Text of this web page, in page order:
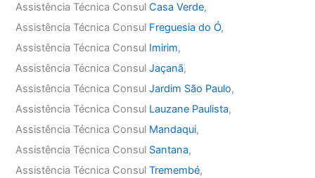
Assistência Técnica ConsulCasa Verde,
Assistência Técnica Consul Freguesia do Ó,
Assistência Técnica Consul Imirim,
Assistência Técnica ConsulJaçanã,
Assistência Técnica ConsulJardim São Paulo,
Assistência Técnica Consul Lauzane Paulista,
Assistência Técnica Consul Mandaqui,
Assistência Técnica Consul Santana,
Assistência Técnica ConsulTremembé,